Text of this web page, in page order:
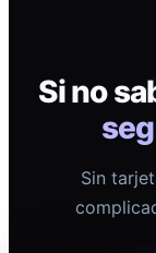
Si no
Sin